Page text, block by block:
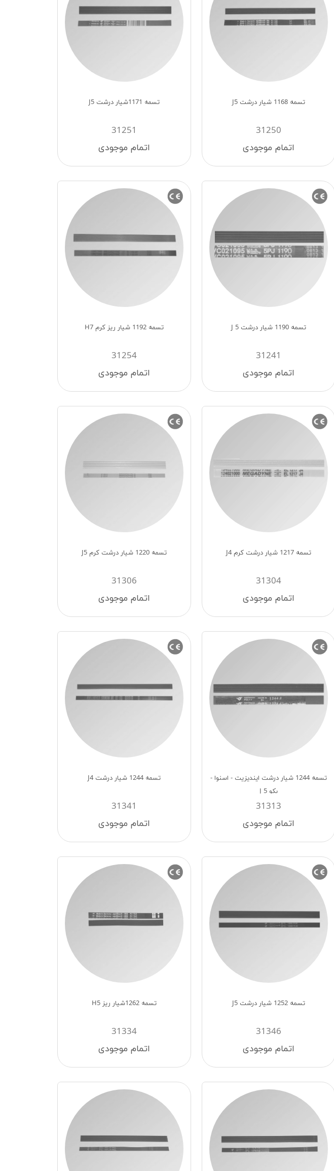
تسمه 1168 شیار درشت J5
31250
اتمام موجودی
تسمه 1171شیار درشت J5
31251
اتمام موجودی
تسمه 1190 شیار درشت 5 J
31241
اتمام موجودی
تسمه 1192 شیار ریز کرم H7
31254
اتمام موجودی
تسمه 1217 شیار درشت کرم J4
31304
اتمام موجودی
تسمه 1220 شيار درشت كرم J5
31306
اتمام موجودی
تسمه 1244 شيار درشت اينديزيت - اسنوا -
بكو J 5
31313
اتمام موجودی
تسمه 1244 شیار درشت J4
31341
اتمام موجودی
تسمه 1252 شیار درشت J5
31346
اتمام موجودی
تسمه 1262شیار ریز H5
31334
اتمام موجودی